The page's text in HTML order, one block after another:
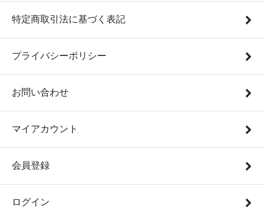
特定商取引法に基づく表記
プライバシーポリシー
お問い合わせ
マイアカウント
会員登録
ログイン